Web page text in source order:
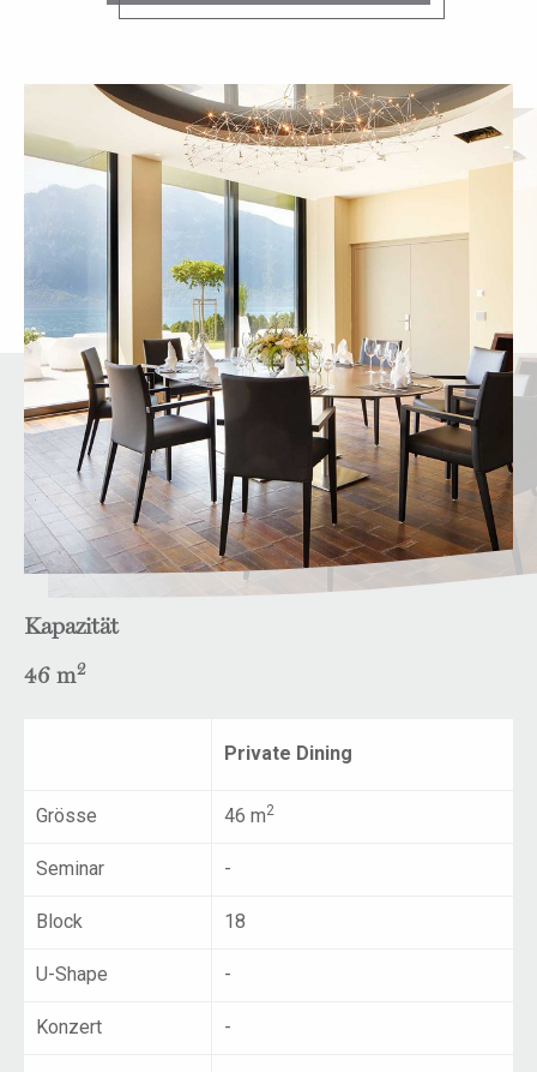
Kapazität
46 m2
Private Dining
Grösse 46 m2
Seminar -
Block 18
U-Shape -
Konzert -